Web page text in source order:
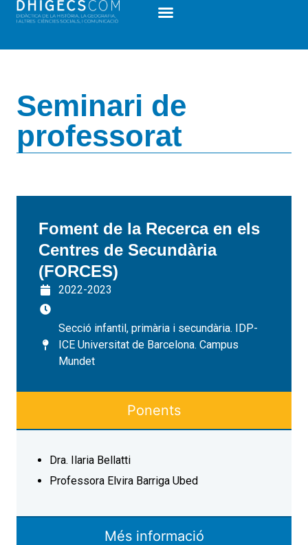
Seminari de
professorat
Foment de la Recerca en els
Centres de Secundària
(FORCES)
2022-2023
Secció infantil, primària i secundària. IDP-
ICE Universitat de Barcelona. Campus
Mundet
Ponents
Més informació
Dra. Ilaria Bellatti
Professora Elvira Barriga Ubed